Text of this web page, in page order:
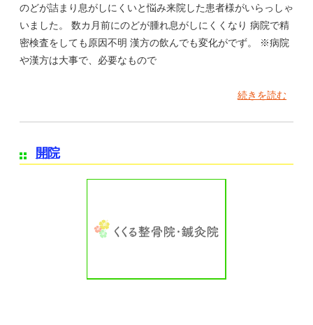
のどが詰まり息がしにくいと悩み来院した患者様がいらっしゃ
いました。 数カ月前にのどが腫れ息がしにくくなり 病院で精
密検査をしても原因不明 漢方の飲んでも変化がでず。 ※病院
や漢方は大事で、必要なもので
続きを読む
開院